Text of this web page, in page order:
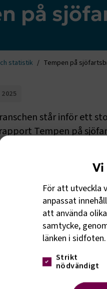
på
statistik Tempen på
2025
står inför ett
Tempen på
rekryteras till
och
För att utveckla
anpassat
att använda
samtycke,
länken i sidfoten.
Strikt
nödvändigt